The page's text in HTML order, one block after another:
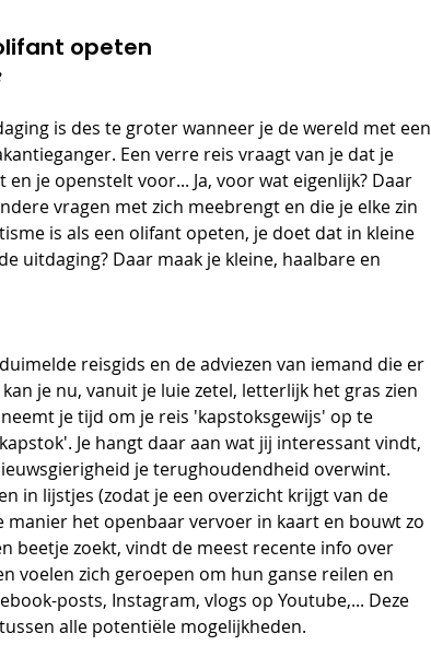
opeten
is des te groter wanneer je de wereld met een
Een verre reis vraagt van je dat je
je openstelt voor... Ja, voor wat eigenlijk? Daar
vragen met zich meebrengt en die je elke zin
is als een olifant opeten, je doet dat in kleine
uitdaging? Daar maak je kleine, haalbare en
reisgids en de adviezen van iemand die er
je nu, vanuit je luie zetel, letterlijk het gras zien
je tijd om je reis 'kapstoksgewijs' op te
Je hangt daar aan wat jij interessant vindt,
je terughoudendheid overwint.
in lijstjes (zodat je een overzicht krijgt van de
manier het openbaar vervoer in kaart en bouwt zo
beetje zoekt, vindt de meest recente info over
voelen zich geroepen om hun ganse reilen en
posts, Instagram, vlogs op Youtube,... Deze
alle potentiële mogelijkheden.